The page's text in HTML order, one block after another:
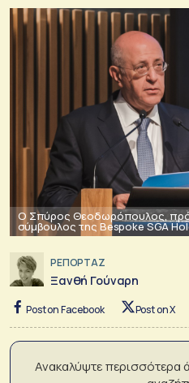
O Σπύρος Θεοδωρόπουλος,
σύμβουλος της Bespoke SGA
ΡΕΠΟΡΤΑΖ
Ξανθή Γούναρη
Post on Facebook Post on X
Ανακαλύψτε περισσότερα